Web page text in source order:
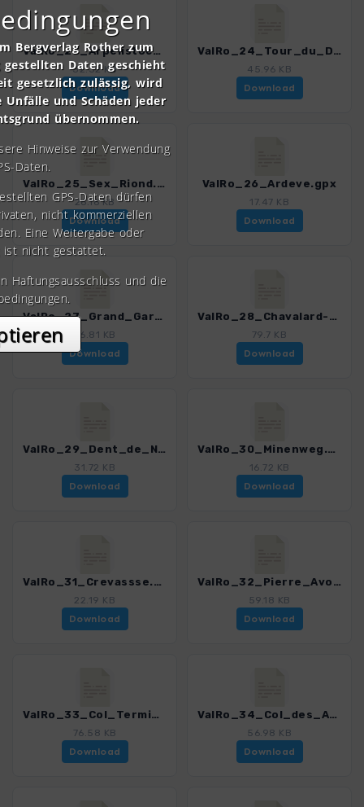
ValRo_23_Arpelistock.gpx
32.32 KB
Download
ValRo_24_Tour_du_Derborence.gpx
45.96 KB
Download
ValRo_25_Sex_Riond.gpx
26.16 KB
Download
ValRo_26_Ardeve.gpx
17.47 KB
Download
ValRo_27_Grand_Garde.gpx
26.81 KB
Download
ValRo_28_Chavalard-Runde.gpx
79.7 KB
Download
ValRo_29_Dent_de_Nendaz.gpx
31.72 KB
Download
ValRo_30_Minenweg.gpx
16.72 KB
Download
ValRo_31_Crevassse.gpx
22.19 KB
Download
ValRo_32_Pierre_Avoi.gpx
59.18 KB
Download
ValRo_33_Col_Termin.gpx
76.58 KB
Download
ValRo_34_Col_des_Avouillons.gpx
56.98 KB
Download
Bergverlag Rother zum
Daten geschieht
gesetzlich zulässig, wird
und Schäden jeder
übernommen.
Hinweise zur Verwendung
Daten.
GPS-Daten dürfen
nicht kommerziellen
Eine Weitergabe oder
ist nicht gestattet.
Haftungsausschluss und die